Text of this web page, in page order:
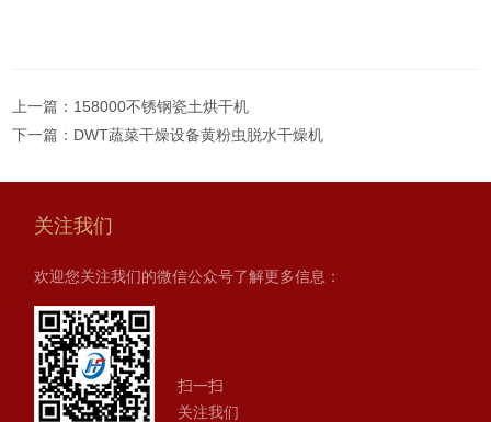
上一篇： 158000不锈钢瓷土烘干机
下一篇： DWT蔬菜干燥设备黄粉虫脱水干燥机
关注我们
欢迎您关注我们的微信公众号了解更多信息：
扫一扫
关注我们